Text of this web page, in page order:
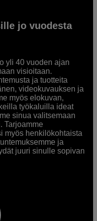
jo vuodesta
yli 40 vuoden ajan
visioitaan.
ja tuotteita
videokuvauksen ja
myös elokuvan,
työkaluilla ideat
sinua valitsemaan
Tarjoamme
myös henkilökohtaista
ja
juuri sinulle sopivan